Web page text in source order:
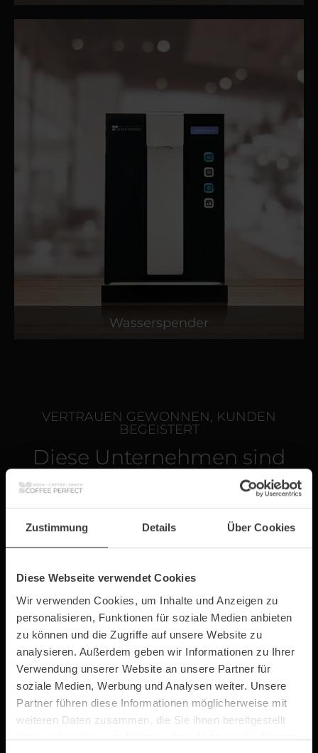
Zustimmung Details Über Cookies
Diese Webseite verwendet Cookies
Wir verwenden Cookies, um Inhalte und Anzeigen zu
personalisieren, Funktionen für soziale Medien anbieten
zu können und die Zugriffe auf unsere Website zu
analysieren. Außerdem geben wir Informationen zu Ihrer
Verwendung unserer Website an unsere Partner für
soziale Medien, Werbung und Analysen weiter. Unsere
Partner führen diese Informationen möglicherweise mit
weiteren Daten zusammen, die Sie ihnen bereitgestellt
haben oder die sie im Rahmen Ihrer Nutzung der Dienste
Wasserspender
VERTRAUEN GEWONNEN, KUNDEN
BEGEISTERT
Diese Unternehmen sind
bereits überzeugt
„Toller & freundlicher
schnelle Lösungen bei
Schwierigkeiten,
schnelle Lieferung und
unkomplizierte
Installation.“
Natalia Chernykh